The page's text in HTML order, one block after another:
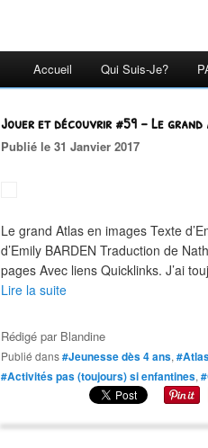
Accueil Qui Suis-Je?
Jouer et découvrir #59 – Le
Publié le 31 Janvier 2017
Le grand Atlas en images Texte
d’Emily BARDEN Traduction de
pages Avec liens Quicklinks. J’ai
Lire la suite
Rédigé par Blandine
Publié dans#Jeunesse dès 4 ans,
#Activités pas (toujours) si enfantines,